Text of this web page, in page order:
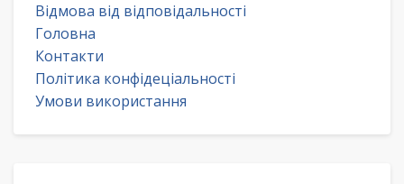
Відмова від відповідальності
Головна
Контакти
Політика конфідеціальності
Умови використання